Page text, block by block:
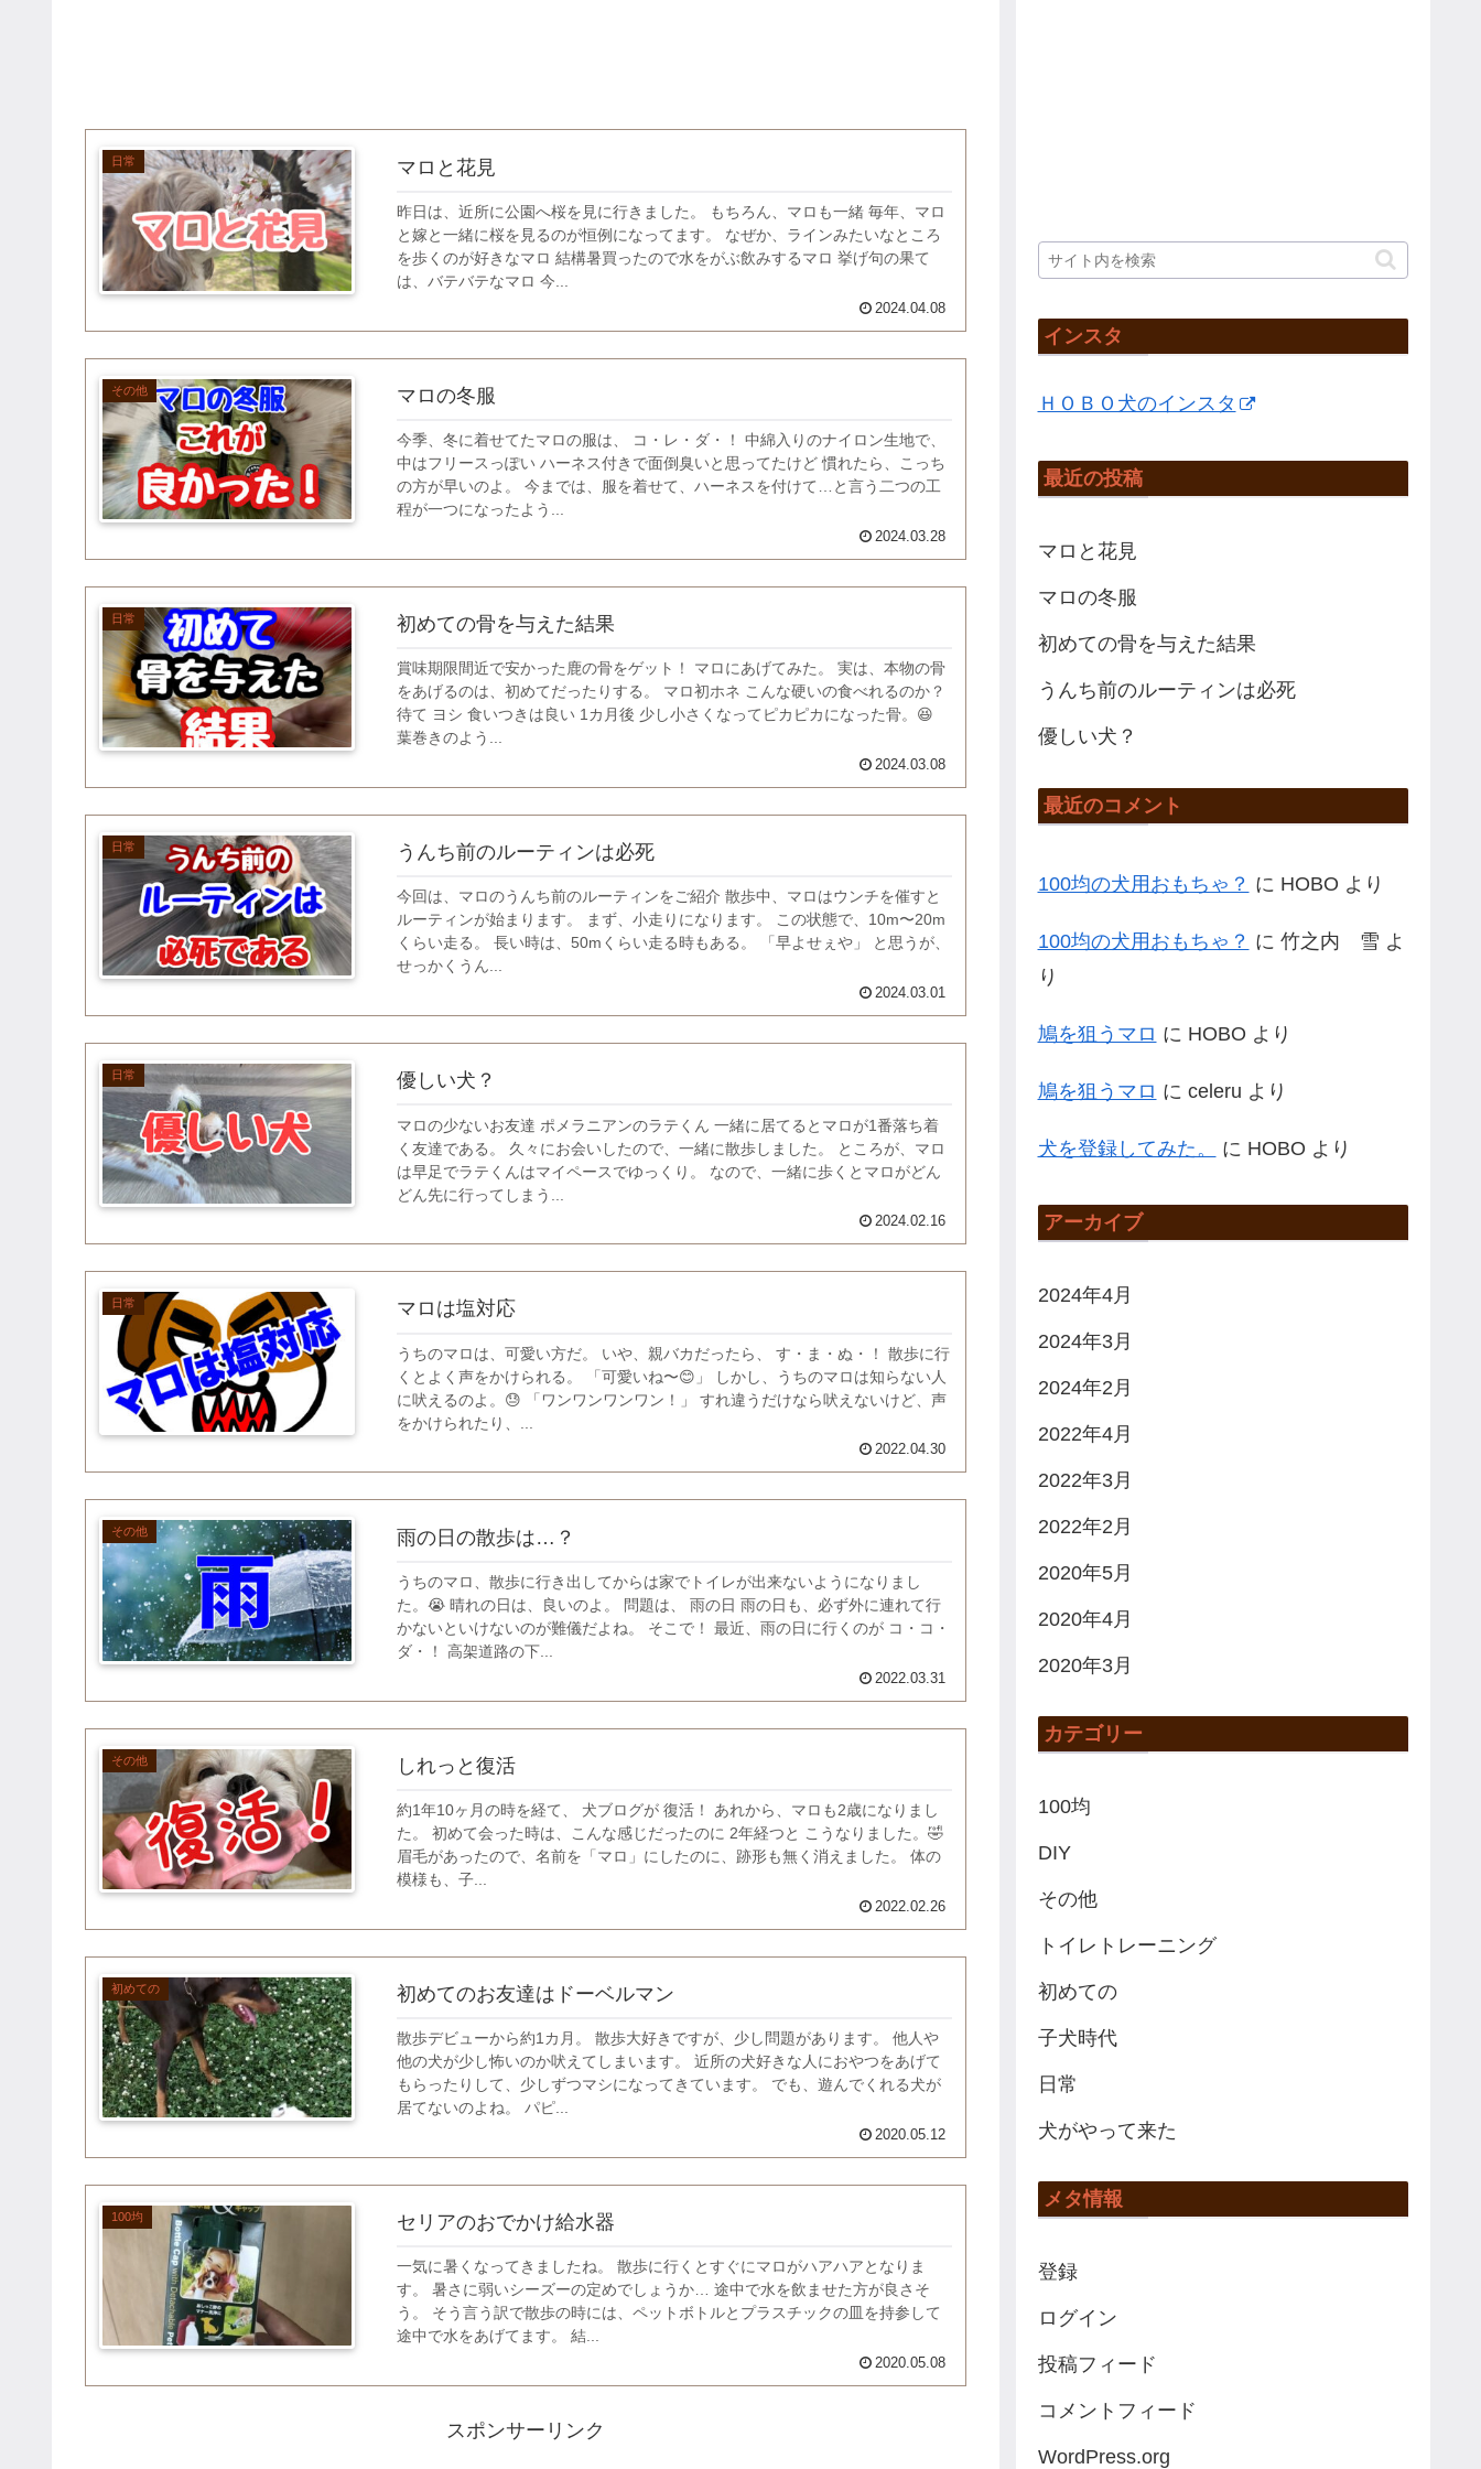
日常 マロと花見
昨日は、近所に公園へ桜を見に行きました。 もちろん、マロも一緒 毎年、マロ
と嫁と一緒に桜を見るのが恒例になってます。 なぜか、ラインみたいなところ
を歩くのが好きなマロ 結構暑買ったので水をがぶ飲みするマロ 挙げ句の果て
は、バテバテなマロ 今...
2024.04.08
その他 マロの冬服
今季、冬に着せてたマロの服は、 コ・レ・ダ・！ 中綿入りのナイロン生地で、
中はフリースっぽい ハーネス付きで面倒臭いと思ってたけど 慣れたら、こっち
の方が早いのよ。 今までは、服を着せて、ハーネスを付けて…と言う二つの工
程が一つになったよう...
2024.03.28
日常 初めての骨を与えた結果
賞味期限間近で安かった鹿の骨をゲット！ マロにあげてみた。 実は、本物の骨
をあげるのは、初めてだったりする。 マロ初ホネ こんな硬いの食べれるのか？
待て ヨシ 食いつきは良い 1カ月後 少し小さくなってピカピカになった骨。😆
葉巻きのよう...
2024.03.08
日常 うんち前のルーティンは必死
今回は、マロのうんち前のルーティンをご紹介 散歩中、マロはウンチを催すと
ルーティンが始まります。 まず、小走りになります。 この状態で、10m〜20m
くらい走る。 長い時は、50mくらい走る時もある。 「早よせぇや」 と思うが、
せっかくうん...
2024.03.01
日常 優しい犬？
マロの少ないお友達 ポメラニアンのラテくん 一緒に居てるとマロが1番落ち着
く友達である。 久々にお会いしたので、一緒に散歩しました。 ところが、マロ
は早足でラテくんはマイペースでゆっくり。 なので、一緒に歩くとマロがどん
どん先に行ってしまう...
2024.02.16
日常 マロは塩対応
うちのマロは、可愛い方だ。 いや、親バカだったら、 す・ま・ぬ・！ 散歩に行
くとよく声をかけられる。 「可愛いね〜😊」 しかし、うちのマロは知らない人
に吠えるのよ。😓 「ワンワンワンワン！」 すれ違うだけなら吠えないけど、声
をかけられたり、...
2022.04.30
その他 雨の日の散歩は…？
うちのマロ、散歩に行き出してからは家でトイレが出来ないようになりまし
た。😭 晴れの日は、良いのよ。 問題は、 雨の日 雨の日も、必ず外に連れて行
かないといけないのが難儀だよね。 そこで！ 最近、雨の日に行くのが コ・コ・
ダ・！ 高架道路の下...
2022.03.31
その他 しれっと復活
約1年￼10ヶ月の時を経て、 犬ブログが 復活！ あれから、マロも2歳になりまし
た。 初めて会った時は、こんな感じだったのに 2年経つと こうなりました。🤣
眉毛があったので、名前を「マロ」にしたのに、跡形も無く消えました。 体の
模様も、子...
2022.02.26
初めての 初めてのお友達はドーベルマン
散歩デビューから約1カ月。 散歩大好きですが、少し問題があります。 他人や
他の犬が少し怖いのか吠えてしまいます。 近所の犬好きな人におやつをあげて
もらったりして、少しずつマシになってきています。 でも、遊んでくれる犬が
居てないのよね。 パピ...
2020.05.12
100均 セリアのおでかけ給水器
一気に暑くなってきましたね。 散歩に行くとすぐにマロがハアハアとなりま
す。 暑さに弱いシーズーの定めでしょうか… 途中で水を飲ませた方が良さそ
う。 そう言う訳で散歩の時には、ペットボトルとプラスチックの皿を持参して
途中で水をあげてます。 結...
2020.05.08
スポンサーリンク
インスタ
ＨＯＢＯ犬のインスタ
最近の投稿
マロと花見
マロの冬服
初めての骨を与えた結果
うんち前のルーティンは必死
優しい犬？
最近のコメント
100均の犬用おもちゃ？ に HOBO より
100均の犬用おもちゃ？ に 竹之内 雪 よ
り
鳩を狙うマロ に HOBO より
鳩を狙うマロ に celeru より
犬を登録してみた。 に HOBO より
アーカイブ
2024年4月
2024年3月
2024年2月
2022年4月
2022年3月
2022年2月
2020年5月
2020年4月
2020年3月
カテゴリー
100均
DIY
その他
トイレトレーニング
初めての
子犬時代
日常
犬がやって来た
メタ情報
登録
ログイン
投稿フィード
コメントフィード
WordPress.org